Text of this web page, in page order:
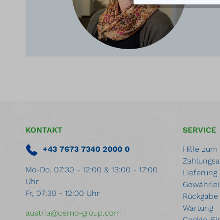
KONTAKT
+43 7673 7340 2000 0
Mo-Do, 07:30 - 12:00 & 13:00 - 17:00
Uhr
Fr, 07:30 - 12:00 Uhr
austria@cemo-group.com
SERVICE
Hilfe zum
Lieferung
Rückgabe
Wartung